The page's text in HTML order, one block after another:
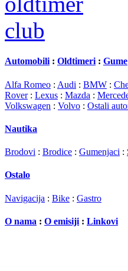
Automobili : Oldtimeri : Gume
Alfa Romeo : Audi : BMW :
Rover: Lexus : Mazda :
Volkswagen : Volvo : Ostali
Nautika
Brodovi : Brodice : Gumenjaci :
Ostalo
Navigacija : Bike : Gastro
O nama : O emisiji : Linkovi